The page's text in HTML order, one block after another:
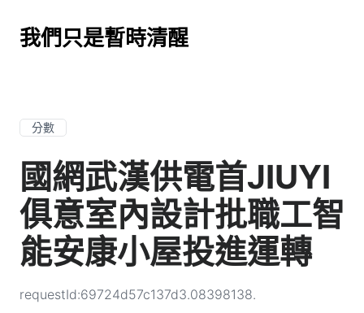
我們只是暫時清醒
分數
國網武漢供電首JIUYI
俱意室內設計批職工智
能安康小屋投進運轉
requestId:69724d57c137d3.08398138.